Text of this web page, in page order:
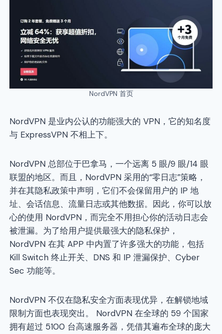
NordVPN 首页
NordVPN 是业内公认的功能强大的 VPN，它的知名度
与 ExpressVPN 不相上下。
NordVPN 总部位于巴拿马，一个远离 5 眼/9 眼/14 眼
联盟的地区。而且，NordVPN 采用的“零日志”策略，
并在其隐私政策中声明，它们不会保留用户的 IP 地
址、会话信息、流量日志或其他数据。因此，你可以放
心的使用 NordVPN，而完全不用担心你的活动日志会
被泄漏。为了给用户提供最强大的隐私保护，
NordVPN 在其 APP 中内置了许多强大的功能，包括
Kill Switch 终止开关、DNS 和 IP 泄漏保护、Cyber​​
Sec 功能等。
NordVPN 不仅在隐私安全方面表现优异，在解锁地域
限制方面也表现突出。 NordVPN 在全球的 59 个国家
拥有超过 5100 台高速服务器，凭借其遍布全球的庞大